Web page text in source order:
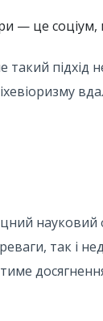
— це соціум,
підхід
так і